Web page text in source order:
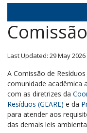
Last Updated: 29 May 2026
A Comissão de
comunidade acadêmica
com as diretrizes da
Resíduos (GEARE) e da
para atender aos
das demais leis